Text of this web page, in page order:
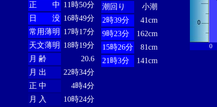
正 中 11時50分
日 没 16時49分
常用薄明 17時17分
天文薄明 18時19分
月 齢
20.6
月 出
22時34分
正 中
4時4分
月 入
10時24分
潮回り
小潮
2時39分
41cm
9時23分
162cm
15時26分
81cm
21時3分
141cm
0